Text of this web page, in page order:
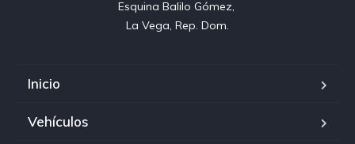
Esquina Balilo Gómez,
La Vega, Rep. Dom.
Inicio
Vehículos